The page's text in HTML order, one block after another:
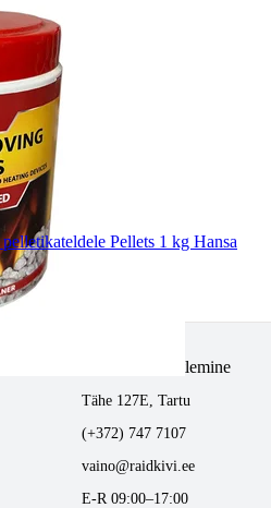
Pellets 1 kg Hansa
Tartus kivi töötlemine
Tähe 127E, Tartu
(+372) 747 7107
vaino@raidkivi.ee
E-R 09:00–17:00